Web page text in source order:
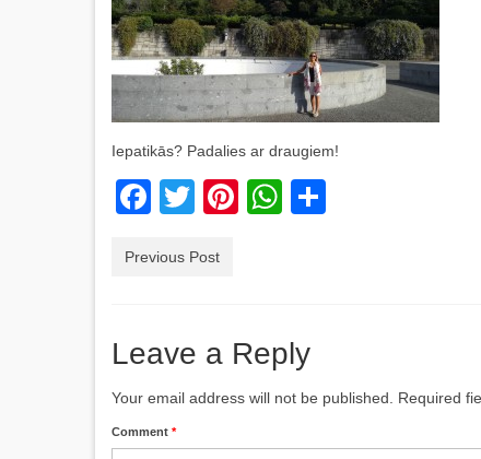
Iepatikās? Padalies ar draugiem!
Facebook
TwitterPinterest
WhatsApp
Previous Post
Leave a Reply
Your email address will not be published. Required
Comment *